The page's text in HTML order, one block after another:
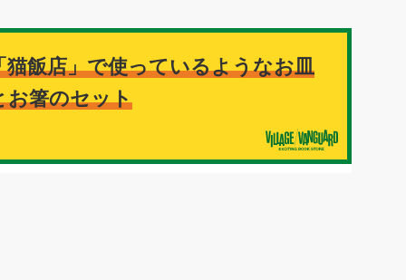
猫飯店」で使っているようなお皿
お箸のセット